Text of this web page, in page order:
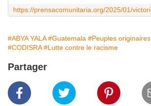
#ABYA YALA #Guatemala #Peuples originaires
#CODISRA #Lutte contre le racisme
Partager